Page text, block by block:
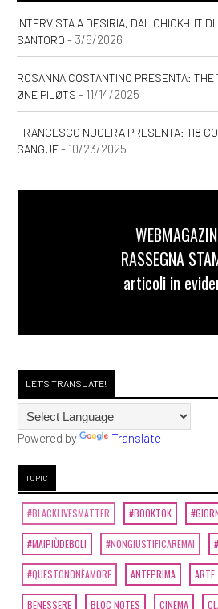
INTERVISTA A DESIRIA, DAL CHICK-LIT DI
SANTORO - 3/6/2026
ROSANNA COSTANTINO PRESENTA:
ØNE PILØTS - 11/14/2025
FRANCESCO NUCERA PRESENTA: 118
SANGUE- 10/23/2025
RASSEGNA
articoli in
LET'S TRANSLATE!
Powered by Translate
TOPIC
#BLACKLIVESMATTER #BOOKTOK
#MAIPIÙDEBOLI #NONGIUSTIFICAREMAI
#QUESTONONÈAMORE ANTEPRIMA ARTE
BENESSERE BLOC NOTES CINEMA